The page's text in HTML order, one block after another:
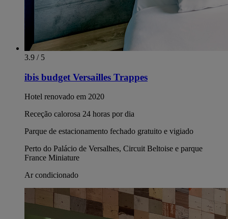
3.9 / 5
ibis budget Versailles Trappes
Hotel renovado em 2020
Receção calorosa 24 horas por dia
Parque de estacionamento fechado gratuito e vigiado
Perto do Palácio de Versalhes, Circuit Beltoise e parque
France Miniature
Ar condicionado